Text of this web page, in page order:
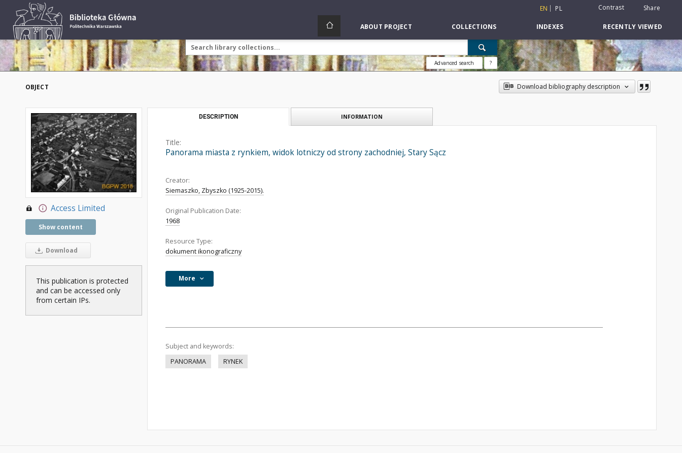
EN PL Contrast Share
ABOUT PROJECT COLLECTIONS INDEXES RECENTLY VIEWED
Advanced search ?
OBJECT Download bibliography description
Access Limited
Show content
Download
This publication is protected
and can be accessed only
from certain IPs.
DESCRIPTION INFORMATION
Title:
Panorama miasta z rynkiem, widok lotniczy od strony zachodniej, Stary Sącz
Creator:
Siemaszko, Zbyszko (1925-2015).
Original Publication Date:
1968
Resource Type:
dokument ikonograficzny
More
Subject and keywords:
PANORAMA
RYNEK